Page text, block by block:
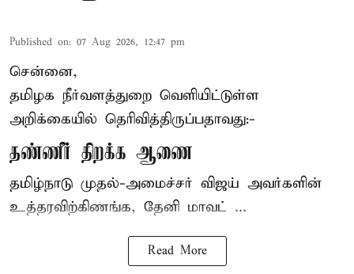
Published on: 07 Aug 2026, 12:47 pm
சென்னை,
தமிழக நீர்வளத்துறை வெளியிட்டுள்ள
அறிக்கையில் தெரிவித்திருப்பதாவது:-
தண்ணீர் திறக்க ஆணை
தமிழ்நாடு முதல்-அமைச்சர் விஜய் அவர்களின்
உத்தரவிற்கிணங்க, தேனி மாவட் ...
Read More